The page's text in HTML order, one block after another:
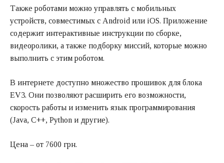
Также роботами можно управлять с мобильных
устройств, совместимых с Android или iOS. Приложение
содержит интерактивные инструкции по сборке,
видеоролики, а также подборку миссий, которые можно
выполнить с этим роботом.
В интернете доступно множество прошивок для блока
EV3. Они позволяют расширить его возможности,
скорость работы и изменить язык программирования
(Java, C++, Python и другие).
Цена – от 7600 грн.